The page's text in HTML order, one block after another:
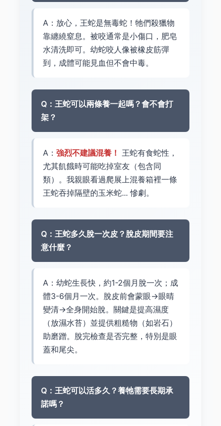
A：放心，王蛇是無毒蛇！牠們殺獵物
靠纏繞窒息。被咬通常是小傷口，肥皂
水清洗即可。幼蛇咬人像被橡皮筋彈
到，成體可能見血但不會中毒。
Q：王蛇可以兩條養一起嗎？會不會打
架？
A：強烈不建議混養！ 王蛇有食蛇性，
尤其飢餓時可能吃掉室友（包含同
類）。我親眼看過爬展上混養箱裡一條
王蛇吞掉隔壁的玉米蛇... 慘劇。
Q：王蛇多久脫一次皮？脫皮期間要注
意什麼？
A：幼蛇生長快，約1-2個月脫一次；成
體3-6個月一次。脫皮前會蒙眼→眼晴
變清→全身開始脫。關鍵是提高濕度
（放濕水苔）並提供粗糙物（如岩石）
助磨蹭。脫完檢查是否完整，特別是眼
蓋和尾尖。
Q：王蛇可以活多久？養牠需要長期承
諾嗎？